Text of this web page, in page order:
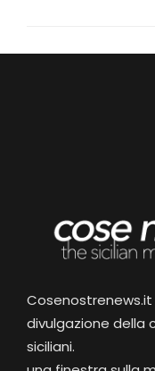
divulgazione della
siciliani.